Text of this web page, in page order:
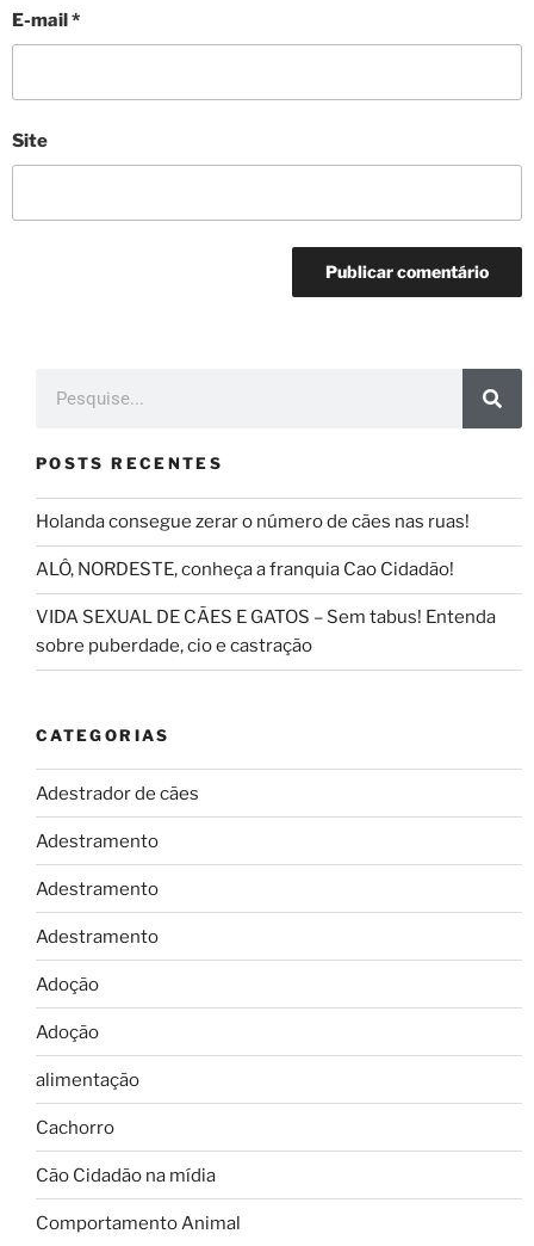
E-mail*
Site
POSTS RECENTES
Holanda consegue zerar o número de cães nas ruas!
ALÔ, NORDESTE, conheça a franquia Cao Cidadão!
VIDA SEXUAL DE CÃES E GATOS – Sem tabus! Entenda
sobre puberdade, cio e castração
CATEGORIAS
Adestrador de cães
Adestramento
Adestramento
Adestramento
Adoção
Adoção
alimentação
Cachorro
Cão Cidadão na mídia
Comportamento Animal